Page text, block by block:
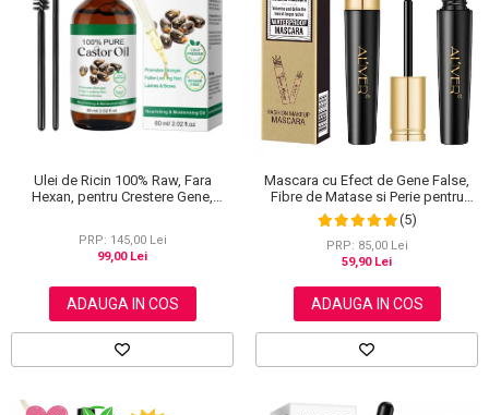
Scrub / Balsam de buze
Netestate pe Animale
Ulei de Ricin 100% Raw, Fara
Hexan, pentru Crestere Gene,
PRP: 145,00 Lei
99,00 Lei
ADAUGA IN COS
Mascara cu Efect de Gene False,
Fibre de Matase si Perie pentru
Curbare, Aliver 4D Extra Volume,
Waterproof, Negru,10 g
(5)
PRP: 85,00 Lei
59,90 Lei
ADAUGA IN COS